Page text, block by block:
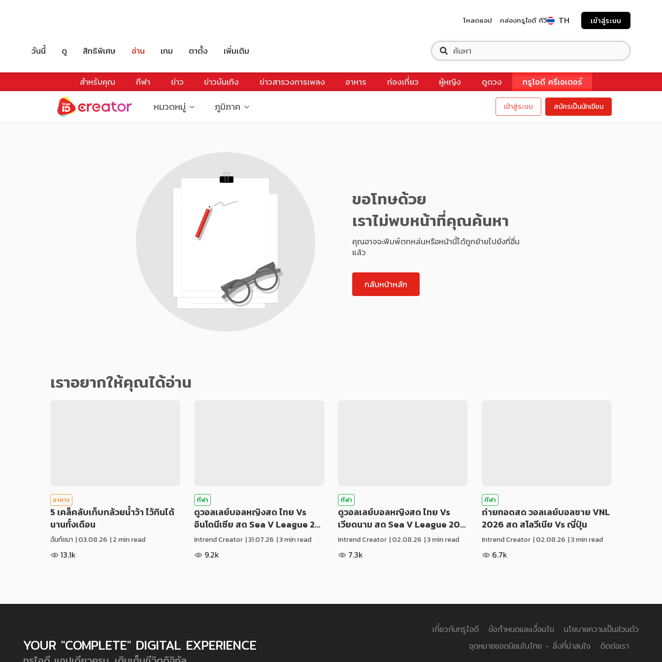
โหลดแอป กล่องทรูไอดี ทีวี TH เข้าสู่ระบบ
วันนี้ ดู สิทธิพิเศษ อ่าน เกม ตาตั้ง เพิ่มเติม
สำหรับคุณ กีฬา ข่าว ข่าวบันเทิง ข่าวสารวงการเพลง อาหาร ท่องเที่ยว ผู้หญิง ดูดวง ทรูไอดี ครีเอเตอร์
หมวดหมู่ ภูมิภาค เข้าสู่ระบบ สมัครเป็นนักเขียน
ขอโทษด้วย
เราไม่พบหน้าที่คุณค้นหา
คุณอาจจะพิมพ์ตกหล่นหรือหน้านี้ได้ถูกย้ายไปยังที่อื่น
แล้ว
กลับหน้าหลัก
เราอยากให้คุณได้อ่าน
อาหาร
5 เคล็คลับเก็บกล้วยน้ำว้า ไว้กินได้
นานทั้งเดือน
ฉันท์ชมา |03.08.26 | 2 min read
13.1k
กีฬา
ดูวอลเลย์บอลหญิงสด ไทย Vs
อินโดนีเซีย สด Sea V League 2…
Intrend Creator |31.07.26 | 3 min read
9.2k
กีฬา
ดูวอลเลย์บอลหญิงสด ไทย Vs
เวียดนาม สด Sea V League 20…
Intrend Creator |02.08.26 | 3 min read
7.3k
กีฬา
ถ่ายทอดสด วอลเลย์บอลชาย VNL
2026 สด สโลวีเนีย Vs ญี่ปุ่น
Intrend Creator |02.08.26 | 3 min read
6.7k
YOUR "COMPLETE" DIGITAL EXPERIENCE
เกี่ยวกับทรูไอดี ข้อกำหนดและเงื่อนไข
นโยบายความเป็นส่วนตัว
จุดหมายยอดนิยมในไทย - สิ่งที่น่าสนใจ
ติดต่อเรา